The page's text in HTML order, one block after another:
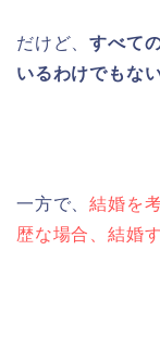
だけど、すべて
いるわけでもな
一方で、結婚を
歴な場合、結婚